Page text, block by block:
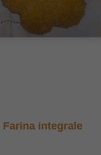
Farina integrale